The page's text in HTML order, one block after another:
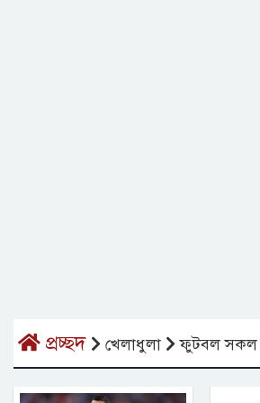
প্রচ্ছদ খেলাধুলা ফুটবল সকল